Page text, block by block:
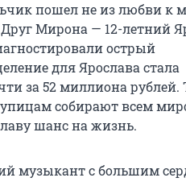
пошел не из любви к
Мирона — 12-летний
острый
для Ярослава стала
за 52 миллиона рублей.
собирают всем
шанс на жизнь.
музыкант с большим